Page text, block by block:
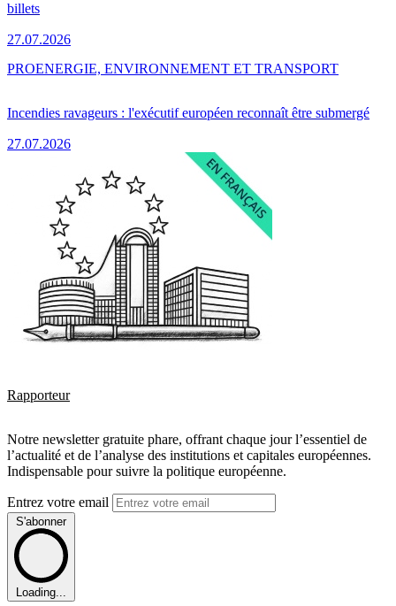
billets
27.07.2026
Incendies ravageurs : l'exécutif européen reconnaît être submergé
27.07.2026
PROENERGIE, ENVIRONNEMENT ET TRANSPORT
Rapporteur
Notre newsletter gratuite phare, offrant chaque jour l’essentiel de
l’actualité et de l’analyse des institutions et capitales européennes.
Indispensable pour suivre la politique européenne.
Entrez votre email
S'abonner
Loading...